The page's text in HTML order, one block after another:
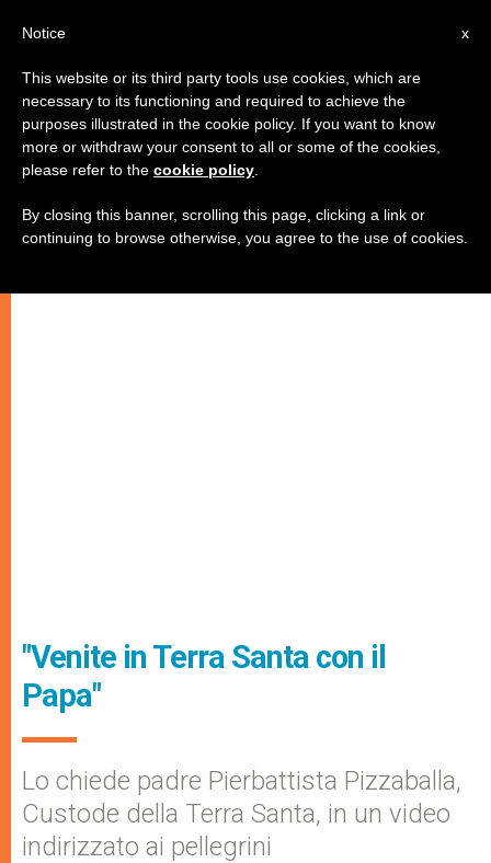
"Venite in Terra Santa con il
Papa"
Lo chiede padre Pierbattista Pizzaballa,
Custode della Terra Santa, in un video
indirizzato ai pellegrini
x
Notice
This website or its third party tools use cookies, which are
necessary to its functioning and required to achieve the
purposes illustrated in the cookie policy. If you want to know
more or withdraw your consent to all or some of the cookies,
please refer to the cookie policy
By closing this banner, scrolling this page, clicking a link or
continuing to browse otherwise, you agree to the use of cookies.